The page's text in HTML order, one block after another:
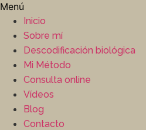
Menú
Inicio
Sobre mí
Descodificación biológica
Mi Método
Consulta online
Vídeos
Blog
Contacto